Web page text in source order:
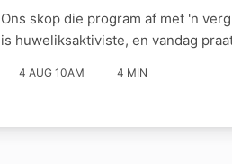
Ons skop die program af met 'n
is huweliksaktiviste, en vandag
4 AUG 10AM 4 MIN